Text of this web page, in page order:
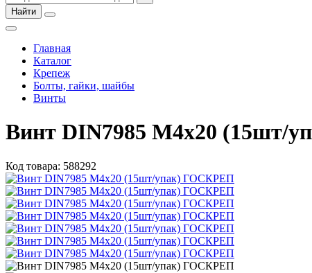
Найти
Главная
Каталог
Крепеж
Болты, гайки, шайбы
Винты
Винт DIN7985 М4х20 (15шт/
Код товара: 588292